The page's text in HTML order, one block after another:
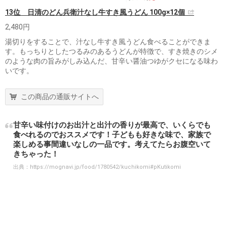
13位 日清のどん兵衛汁なし牛すき風うどん 100g×12個
2,480円
湯切りをすることで、汁なし牛すき風うどん食べることができま
す。もっちりとしたつるみのあるうどんが特徴で、すき焼きのシメ
のような肉の旨みがしみ込んだ、甘辛い醤油つゆがクセになる味わ
いです。
この商品の通販サイトへ
甘辛い味付けのお出汁と出汁の香りが最高で、いくらでも
食べれるのでおススメです！子どもも好きな味で、家族で
楽しめる事間違いなしの一品です。考えてたらお腹空いて
きちゃった！
出典： https://mognavi.jp/food/1780542/kuchikomi#pKutikomi